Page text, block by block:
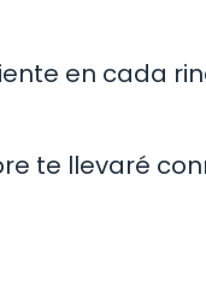
en cada
te llevaré